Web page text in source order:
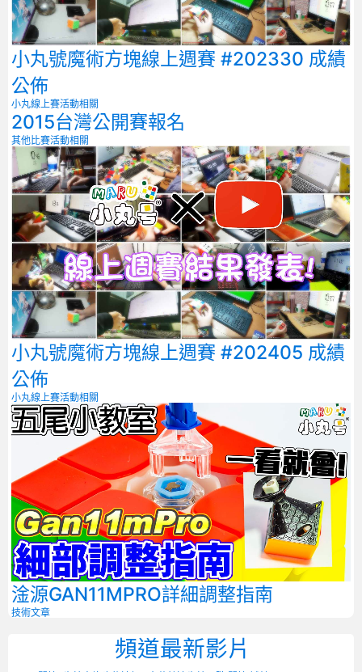
小丸號魔術方塊線上週賽 #202330 成績
公佈
小丸線上賽活動相關
2015台灣公開賽報名
其他比賽活動相關
小丸號魔術方塊線上週賽 #202405 成績
公佈
小丸線上賽活動相關
淦源GAN11MPRO詳細調整指南
技術文章
頻道最新影片